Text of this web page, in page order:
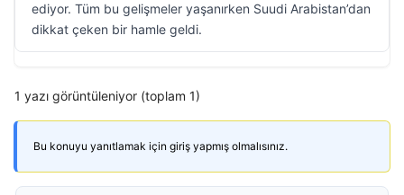
ediyor. Tüm bu gelişmeler yaşanırken Suudi Arabistan’dan
dikkat çeken bir hamle geldi.
1 yazı görüntüleniyor (toplam 1)
Bu konuyu yanıtlamak için giriş yapmış olmalısınız.